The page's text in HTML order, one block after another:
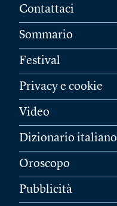
Contattaci
Sommario
Festival
Privacy e cookie
Video
Dizionario italiano
Oroscopo
Pubblicità